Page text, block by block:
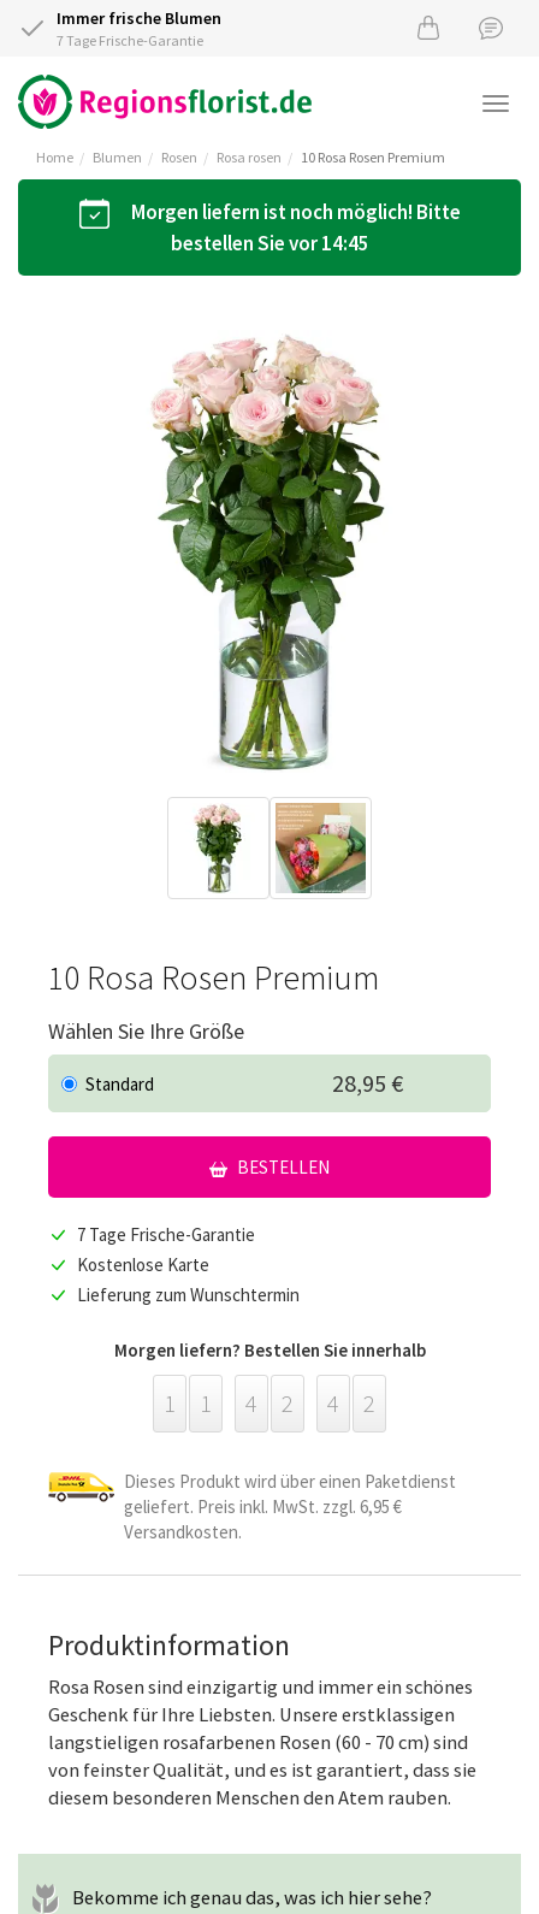
Immer frische Blumen
7 Tage Frische-Garantie
Home Blumen Rosen Rosa rosen 10 Rosa Rosen Premium
Morgen liefern ist noch möglich! Bitte
bestellen Sie vor 14:45
10 Rosa Rosen Premium
Wählen Sie Ihre Größe
Standard 28,95 €
BESTELLEN
7 Tage Frische-Garantie
Kostenlose Karte
Lieferung zum Wunschtermin
Morgen liefern? Bestellen Sie innerhalb
1 1 4 2 4 2
Dieses Produkt wird über einen Paketdienst
geliefert. Preis inkl. MwSt. zzgl. 6,95 €
Versandkosten.
Produktinformation
Rosa Rosen sind einzigartig und immer ein schönes
Geschenk für Ihre Liebsten. Unsere erstklassigen
langstieligen rosafarbenen Rosen (60 - 70 cm) sind
von feinster Qualität, und es ist garantiert, dass sie
diesem besonderen Menschen den Atem rauben.
Bekomme ich genau das, was ich hier sehe?